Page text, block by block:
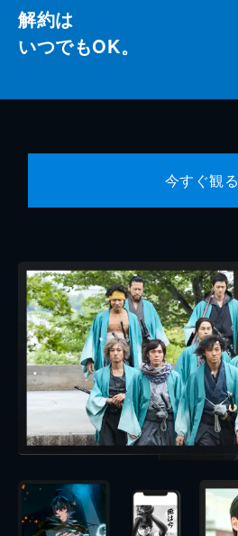
解約は
いつでもOK。
今すぐ観る